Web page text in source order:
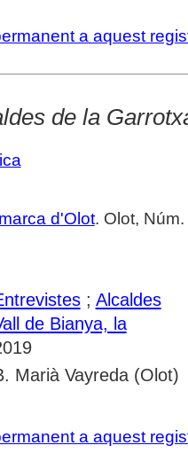
a aquest
de la
d'Olot. Olot,
; Alcaldes
de Bianya, la
Marià Vayreda (Olot)
a aquest